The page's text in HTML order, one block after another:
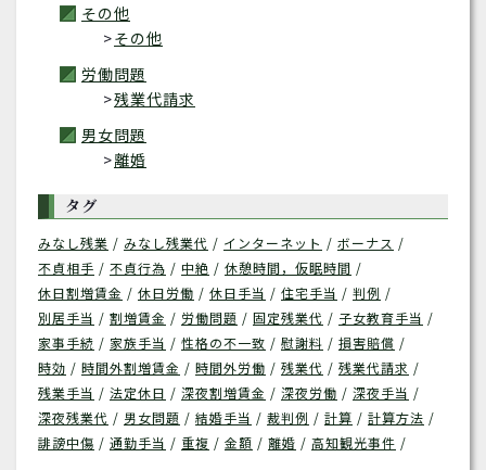
その他
その他
労働問題
残業代請求
男女問題
離婚
タグ
みなし残業 みなし残業代 インターネット
ボーナス
不貞相手
不貞行為 中絶
休憩時間，仮眠時間
休日割増賃金
休日労働 休日手当 住宅手当
判例
別居手当
割増賃金 労働問題 固定残業代
子女教育手当
家事手続
家族手当 性格の不一致 慰謝料
損害賠償
時効
時間外割増賃金 時間外労働 残業代
残業代請求
残業手当
法定休日 深夜割増賃金 深夜労働
深夜手当
深夜残業代
男女問題 結婚手当 裁判例 計算
計算方法
誹謗中傷
通勤手当 重複 金額 離婚 高知観光事件